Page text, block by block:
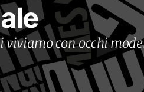
viviamo con occhi